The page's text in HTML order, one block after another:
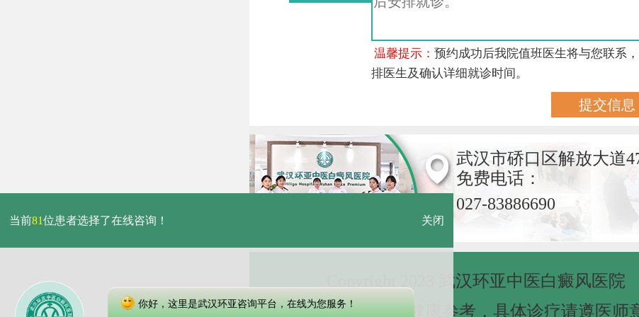
温馨提示：预约成功后我院值班医生将与您联系
排医生及确认详细就诊时间。
武汉市硚口区解放大道
免费电话：
027-83886690
Copyright 2023 武汉环亚中医白癜风医院
本网站信息仅做健康参考，具体诊疗请遵医师
当前81位患者选择了在线咨询！ 关闭
你好，这里是武汉环亚咨询平台，在线为您服务！